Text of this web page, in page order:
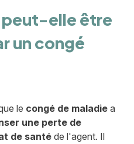
peut-elle être
un congé
le congé de maladiea
une perte de
de santéde l'agent. Il